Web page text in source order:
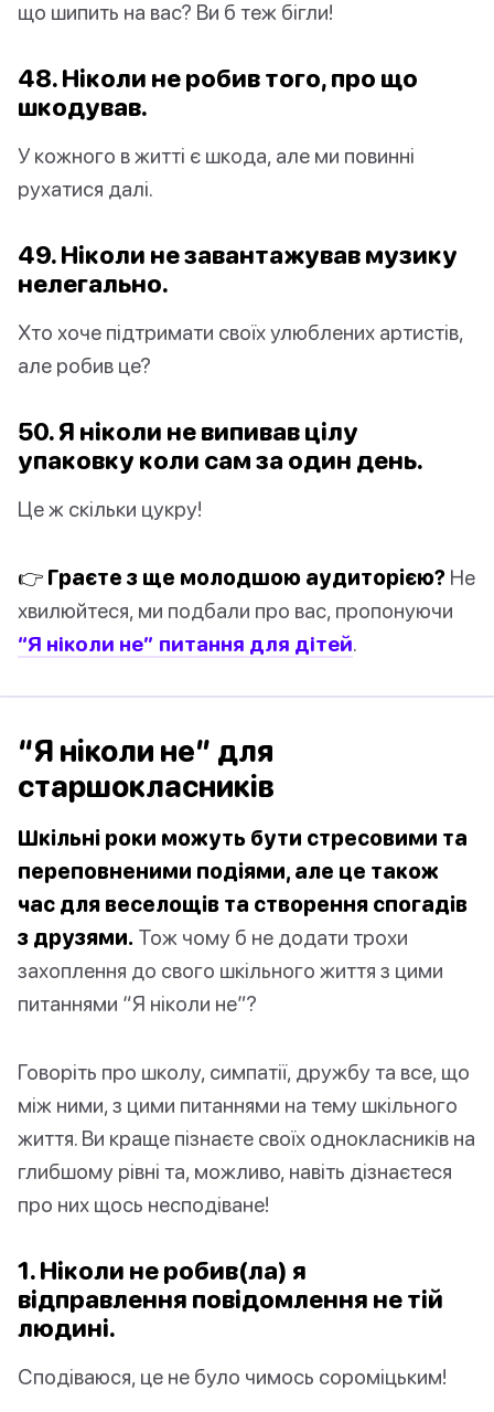
що шипить на вас? Ви б теж бігли!
48. Ніколи не робив того, про що
шкодував.
У кожного в житті є шкода, але ми повинні
рухатися далі.
49. Ніколи не завантажував музику
нелегально.
Хто хоче підтримати своїх улюблених артистів,
але робив це?
50. Я ніколи не випивав цілу
упаковку коли сам за один день.
Це ж скільки цукру!
👉 Граєте з ще молодшою аудиторією? Не
хвилюйтеся, ми подбали про вас, пропонуючи
“Я ніколи не” питання для дітей.
“Я ніколи не” для
старшокласників
Шкільні роки можуть бути стресовими та
переповненими подіями, але це також
час для веселощів та створення спогадів
з друзями. Тож чому б не додати трохи
захоплення до свого шкільного життя з цими
питаннями “Я ніколи не”?
Говоріть про школу, симпатії, дружбу та все, що
між ними, з цими питаннями на тему шкільного
життя. Ви краще пізнаєте своїх однокласників на
глибшому рівні та, можливо, навіть дізнаєтеся
про них щось несподіване!
1. Ніколи не робив(ла) я
відправлення повідомлення не тій
людині.
Сподіваюся, це не було чимось сороміцьким!